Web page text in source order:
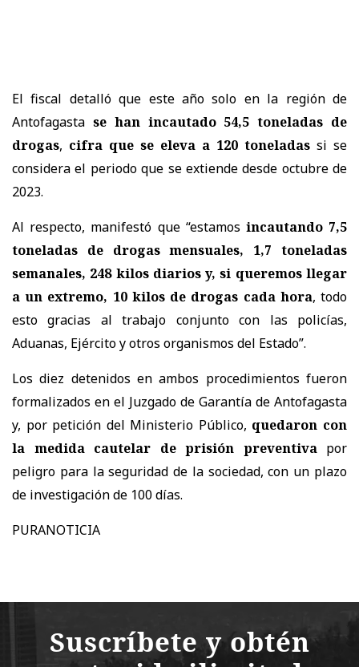
El fiscal detalló que este año solo en la región de
Antofagasta se han incautado 54,5 toneladas de
drogas, cifra que se eleva a 120 toneladas si se
considera el periodo que se extiende desde octubre de
2023.
Al respecto, manifestó que “estamos incautando 7,5
toneladas de drogas mensuales, 1,7 toneladas
semanales, 248 kilos diarios y, si queremos llegar
a un extremo, 10 kilos de drogas cada hora, todo
esto gracias al trabajo conjunto con las policías,
Aduanas, Ejército y otros organismos del Estado”.
Los diez detenidos en ambos procedimientos fueron
formalizados en el Juzgado de Garantía de Antofagasta
y, por petición del Ministerio Público, quedaron con
la medida cautelar de prisión preventivapor
peligro para la seguridad de la sociedad, con un plazo
de investigación de 100 días.
PURANOTICIA